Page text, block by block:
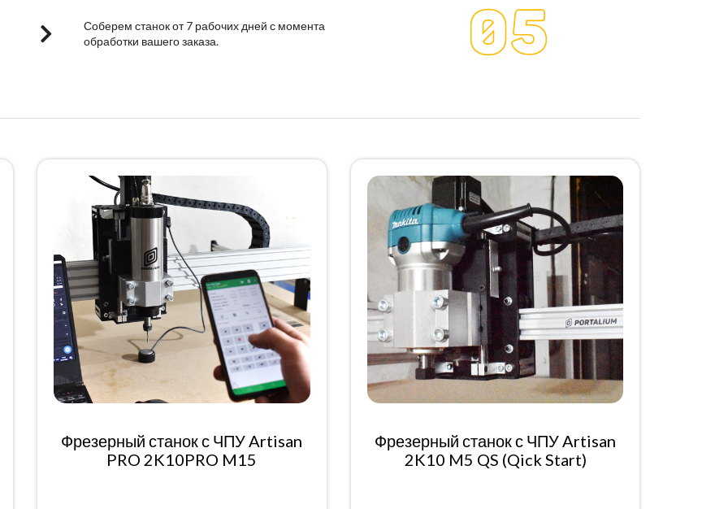
Соберем станок от 7 рабочих дней с момента
обработки вашего заказа.
Фрезерный станок с ЧПУ Artisan
PRO 2K10PRO M15
Фрезерный станок с ЧПУ Artisan
2K10 M5 QS (Qick Start)